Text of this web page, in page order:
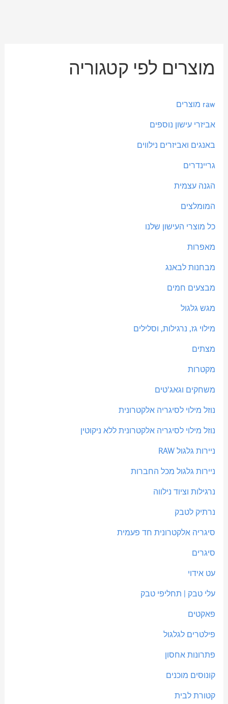
מוצרים לפי קטגוריה
raw מוצרים
אביזרי עישון נוספים
באנגים ואביזרים נילווים
גריינדרים
הגנה עצמית
המומלצים
כל מוצרי העישון שלנו
מאפרות
מבחנות לבאנג
מבצעים חמים
מגש גלגול
מילוי גז, נרגילות, וסלילים
מצתים
מקטרות
משחקים וגאג'טים
נוזל מילוי לסיגריה אלקטרונית
נוזל מילוי לסיגריה אלקטרונית ללא ניקוטין
ניירות גלגול RAW
ניירות גלגול מכל החברות
נרגילות וציוד נילווה
נרתיק לטבק
סיגריה אלקטרונית חד פעמית
סיגרים
עט אידוי
עלי טבק | תחליפי טבק
פאקטים
פילטרים לגלגול
פתרונות אחסון
קונוסים מוכנים
קטורת לבית